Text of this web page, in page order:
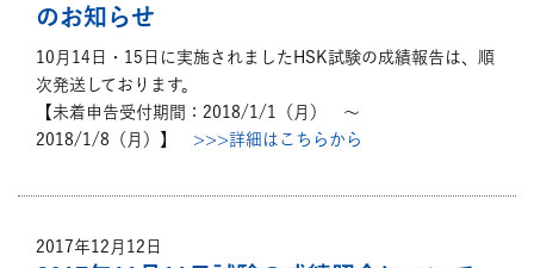
のお知らせ
10月14日・15日に実施されましたHSK試験の成績報告は、順
次発送しております。
【未着申告受付期間：2018/1/1（月） ～
2018/1/8（月）】 >>>詳細はこちらから
2017年12月12日